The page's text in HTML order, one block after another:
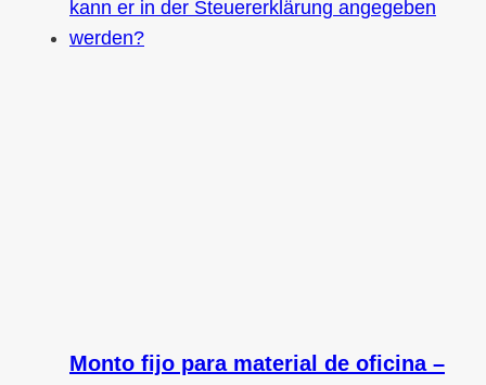
Monto fijo para material de oficina –